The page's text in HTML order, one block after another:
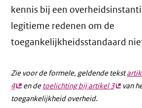
kennis bij een
legitieme redenen om de
toegankelijkheidsstandaard
Zie voor de formele, geldende tekst
4(externe
link)
en de toelichting bij artikel 3(externe
van
toegankelijkheid overheid.